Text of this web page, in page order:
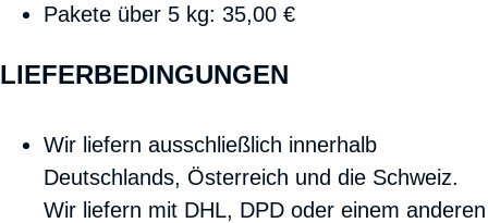
Pakete über 5 kg: 35,00 €
LIEFERBEDINGUNGEN
Wir liefern ausschließlich innerhalb
Deutschlands, Österreich und die Schweiz.
Wir liefern mit DHL, DPD oder einem anderen